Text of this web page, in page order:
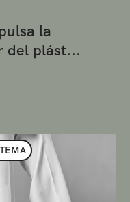
la
del plást...